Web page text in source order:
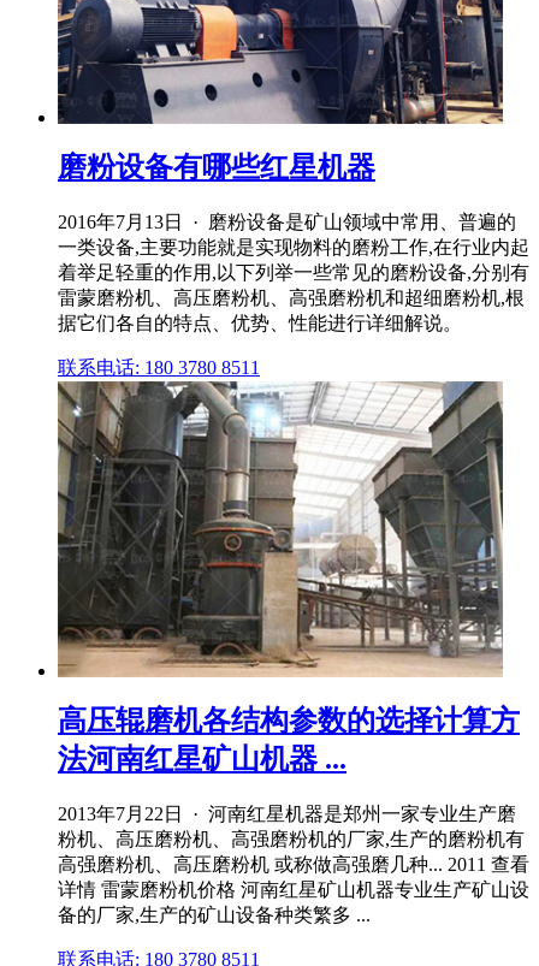
磨粉设备有哪些红星机器
2016年7月13日 · 磨粉设备是矿山领域中常用、普遍的
一类设备,主要功能就是实现物料的磨粉工作,在行业内起
着举足轻重的作用,以下列举一些常见的磨粉设备,分别有
雷蒙磨粉机、高压磨粉机、高强磨粉机和超细磨粉机,根
据它们各自的特点、优势、性能进行详细解说。
联系电话: 180 3780 8511
高压辊磨机各结构参数的选择计算方
法河南红星矿山机器 ...
2013年7月22日 · 河南红星机器是郑州一家专业生产磨
粉机、高压磨粉机、高强磨粉机的厂家,生产的磨粉机有
高强磨粉机、高压磨粉机 或称做高强磨几种... 2011 查看
详情 雷蒙磨粉机价格 河南红星矿山机器专业生产矿山设
备的厂家,生产的矿山设备种类繁多 ...
联系电话: 180 3780 8511